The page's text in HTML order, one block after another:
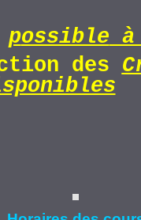
possible à
des